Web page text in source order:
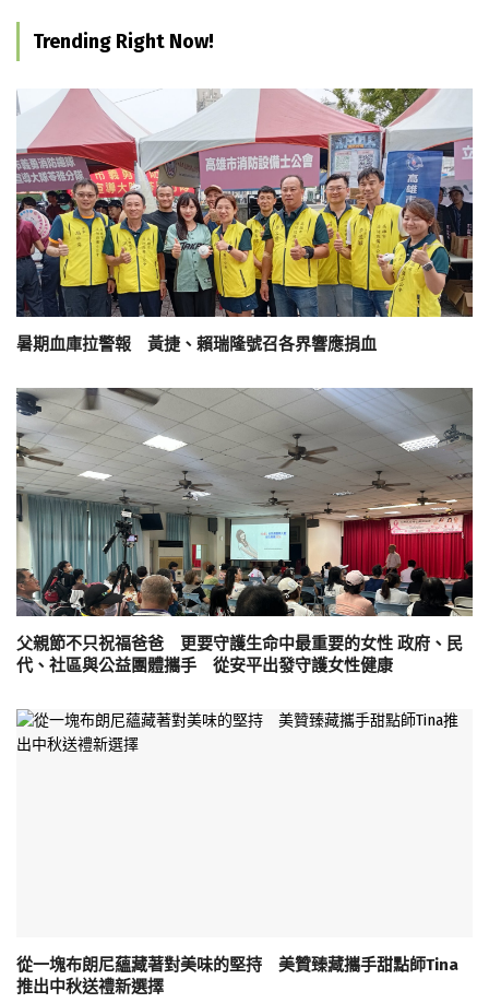
Trending Right Now!
暑期血庫拉警報 黃捷、賴瑞隆號召各界響應捐血
父親節不只祝福爸爸 更要守護生命中最重要的女性 政府、民
代、社區與公益團體攜手 從安平出發守護女性健康
從一塊布朗尼蘊藏著對美味的堅持 美贊臻藏攜手甜點師Tina
推出中秋送禮新選擇